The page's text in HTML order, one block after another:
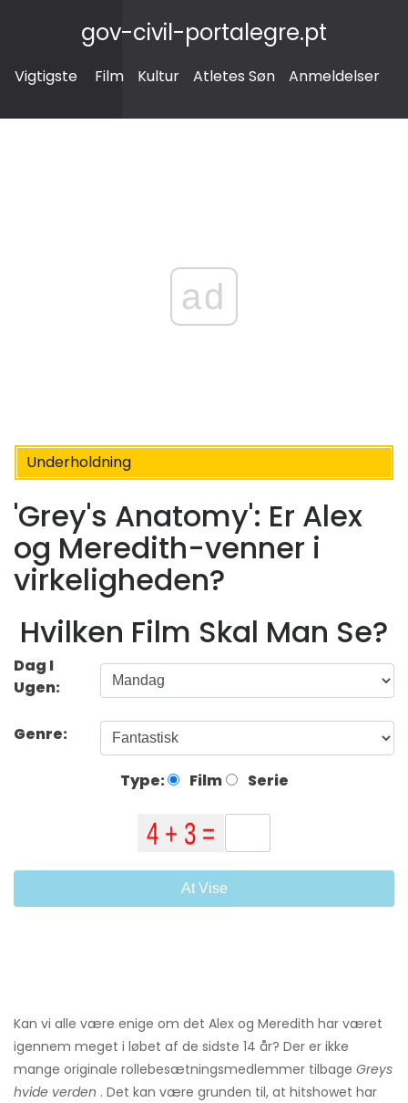
gov-civil-portalegre.pt
Vigtigste Film Kultur Atletes Søn Anmeldelser
ad
Underholdning
'Grey's Anatomy': Er Alex
og Meredith-venner i
virkeligheden?
Hvilken Film Skal Man Se?
Dag I
Ugen:
Genre:
Type: Film Serie
At Vise
Kan vi alle være enige om det Alex og Meredith har været
igennem meget i løbet af de sidste 14 år? Der er ikke
mange originale rollebesætningsmedlemmer tilbage Greys
hvide verden . Det kan være grunden til, at hitshowet har